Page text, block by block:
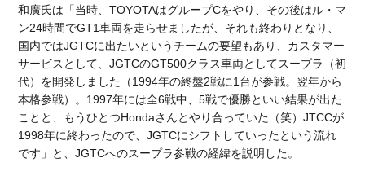
和廣氏は「当時、TOYOTAはグループCをやり、その後はル・マ
ン24時間でGT1車両を走らせましたが、それも終わりとなり、
国内ではJGTCに出たいというチームの要望もあり、カスタマー
サービスとして、JGTCのGT500クラス車両としてスープラ（初
代）を開発しました（1994年の終盤2戦に1台が参戦。翌年から
本格参戦）。1997年には全6戦中、5戦で優勝といい結果が出た
ことと、もうひとつHondaさんとやり合っていた（笑）JTCCが
1998年に終わったので、JGTCにシフトしていったという流れ
です」と、JGTCへのスープラ参戦の経緯を説明した。